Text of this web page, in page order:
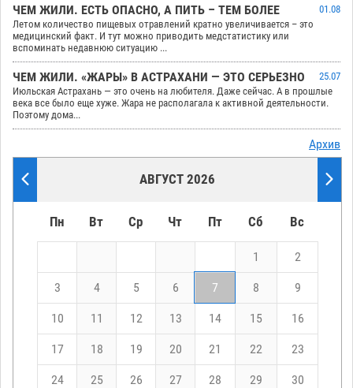
ЧЕМ ЖИЛИ. ЕСТЬ ОПАСНО, А ПИТЬ – ТЕМ БОЛЕЕ
01.08
Летом количество пищевых отравлений кратно увеличивается – это
медицинский факт. И тут можно приводить медстатистику или
вспоминать недавнюю ситуацию ...
ЧЕМ ЖИЛИ. «ЖАРЫ» В АСТРАХАНИ — ЭТО СЕРЬЕЗНО
25.07
Июльская Астрахань — это очень на любителя. Даже сейчас. А в прошлые
века все было еще хуже. Жара не располагала к активной деятельности.
Поэтому дома...
Архив
АВГУСТ 2026
Пн Вт Ср Чт Пт Сб Вс
1 2
3 4 5 6 7 8 9
10 11 12 13 14 15 16
17 18 19 20 21 22 23
24 25 26 27 28 29 30